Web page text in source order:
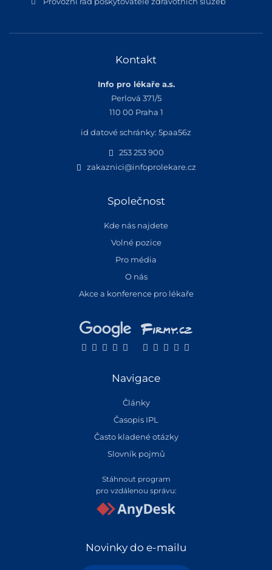
Kontakt
Info pro lékaře a.s.
Perlová 371/5
110 00 Praha 1
id datové schránky: 5paa56z
253 253 900
zakaznici@infoprolekare.cz
Společnost
Kde nás najdete
Volné pozice
Pro média
O nás
Akce a konference pro lékaře
Navigace
Články
Časopis IPL
Často kladené otázky
Slovník pojmů
Stáhnout program
pro vzdálenou správu:
Novinky do e-mailu